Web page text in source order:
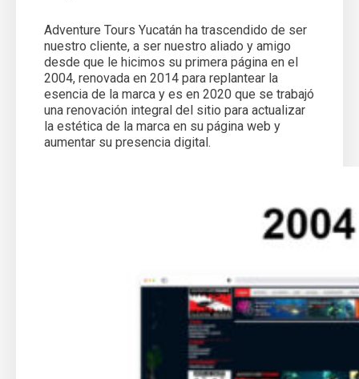
Adventure Tours Yucatán ha trascendido de ser
nuestro cliente, a ser nuestro aliado y amigo
desde que le hicimos su primera página en el
2004, renovada en 2014 para replantear la
esencia de la marca y es en 2020 que se trabajó
una renovación integral del sitio para actualizar
la estética de la marca en su página web y
aumentar su presencia digital.